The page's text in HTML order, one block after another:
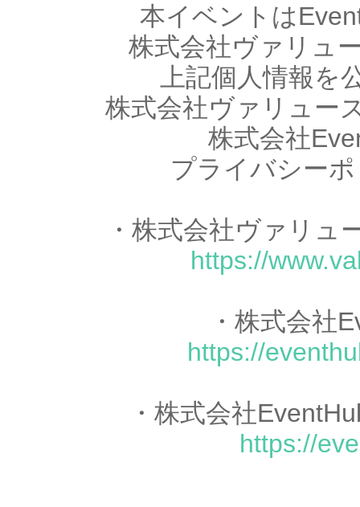
本イベントは
株式会社ヴァリュ
上記個人情報を
株式会社ヴァリュー
株式会社
プライバシー
・株式会社ヴァリ
https://
・株式会社
https://
・株式会社
https://